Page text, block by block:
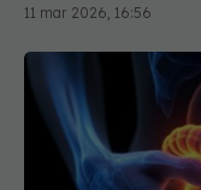
11 mar 2026, 16:56